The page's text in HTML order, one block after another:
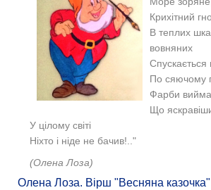
Крихітний
В теплих
вовняних
Спускається
По сяючому
Фарби
Що
У цілому світі
Ніхто і ніде не бачив!.."
(Олена Лоза)
Олена Лоза. Вірш "Весняна казочка"